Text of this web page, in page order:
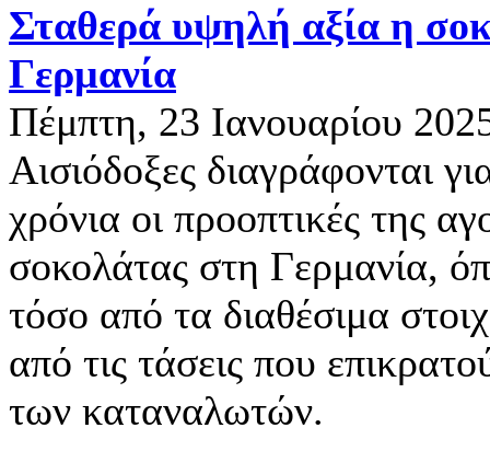
Σταθερά υψηλή αξία η
Γερμανία
Πέμπτη, 23 Ιανουαρίου
Αισιόδοξες διαγράφονται
χρόνια οι προοπτικές της
σοκολάτας στη Γερμανία,
τόσο από τα διαθέσιμα
από τις τάσεις που
των καταναλωτών.